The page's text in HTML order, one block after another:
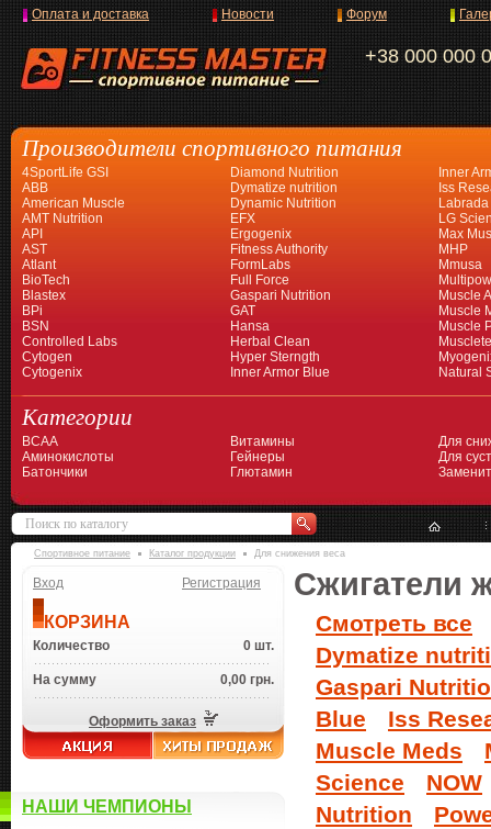
+38 000 000
Оплата и доставка Новости Форум
Производители спортивного питания
4SportLife GSI
ABB
American Muscle
AMT Nutrition
API
AST
Atlant
BioTech
Blastex
BPi
BSN
Controlled Labs
Cytogen
Cytogenix
Diamond Nutrition
Dymatize nutrition
Dynamic Nutrition
EFX
Ergogenix
Fitness Authority
FormLabs
Full Force
Gaspari Nutrition
GAT
Hansa
Herbal Clean
Hyper Sterngth
Inner Armor Blue
Inner
Iss
Labrada
LG
Max
MHP
Mmusa
Muscle
Muscle
Muscle
Natural
Категории
BCAA
Аминокислоты
Батончики
Витамины
Гейнеры
Глютамин
Для
Для
Спортивное питание Каталог продукции Для снижения веса
Вход Регистрация
КОРЗИНА
Количество 0 шт.
На сумму 0,00 грн.
Оформить заказ
НАШИ ЧЕМПИОНЫ
Сжигатели
Смотреть все
Dymatize
Gaspari
Blue
Iss
Muscle Meds
Science
NOW
Nutrition